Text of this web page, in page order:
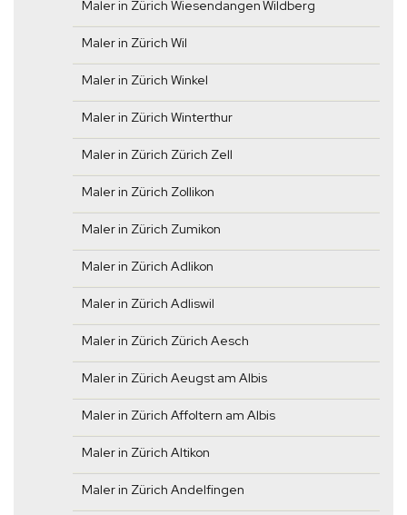
Maler in Zürich Wiesendangen Wildberg
Maler in Zürich Wil
Maler in Zürich Winkel
Maler in Zürich Winterthur
Maler in Zürich Zürich Zell
Maler in Zürich Zollikon
Maler in Zürich Zumikon
Maler in Zürich Adlikon
Maler in Zürich Adliswil
Maler in Zürich Zürich Aesch
Maler in Zürich Aeugst am Albis
Maler in Zürich Affoltern am Albis
Maler in Zürich Altikon
Maler in Zürich Andelfingen